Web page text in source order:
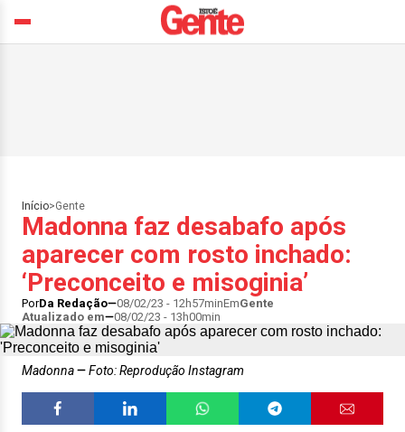
Início>Gente
Madonna faz desabafo após
aparecer com rosto inchado:
‘Preconceito e misoginia’
PorDa Redação 08/02/23 - 12h57minEmGente
Atualizado em
08/02/23 - 13h00min
Madonna Foto: Reprodução Instagram